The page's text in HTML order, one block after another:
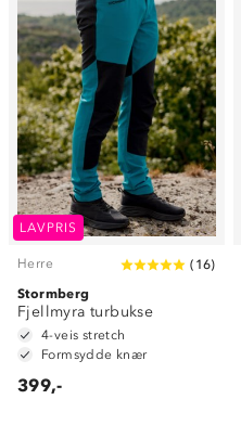
LAVPRIS
Herre ( 16)
Stormberg
Fjellmyra turbukse
4-veis stretch
Formsydde knær
399,-